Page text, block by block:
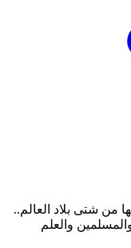
من شتى بلاد العالم..
والعلم